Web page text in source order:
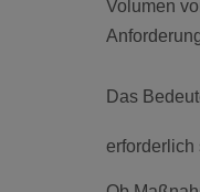
Volumen
Das
erforderlich